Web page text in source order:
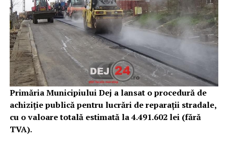
Primăria Municipiului Dej a lansat o procedură de
achiziție publică pentru lucrări de reparații stradale,
cu o valoare totală estimată la 4.491.602 lei (fără
TVA).